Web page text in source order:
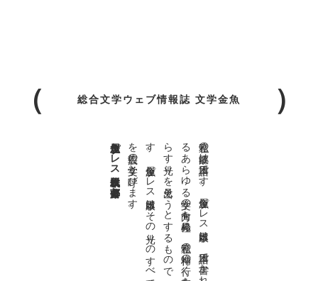
総合文学ウェブ情報誌 文学金魚
私達の
故郷は
日本語で
す
。
金魚屋プ
レ
ス
日本版は
、
日本語で
書か
れ
る
あ
ら
ゆ
る
文学の
方向を
見極め
、
私達の
精神の
行く
末を
照
ら
す
光り
を
見出そ
う
と
す
る
も
の
で
す
。
金魚屋プ
レ
ス
日本版は
そ
の
光り
の
す
べ
て
を
広義の
文学と
呼び
ま
す
。
金魚屋プレス日本版代表 齋藤都